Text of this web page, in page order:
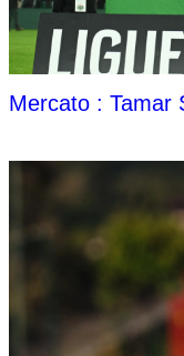
Mercato : Tamar